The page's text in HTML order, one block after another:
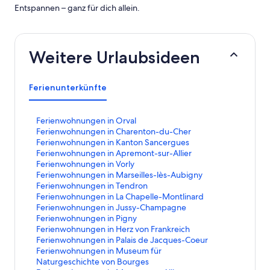
Entspannen – ganz für dich allein.
Weitere Urlaubsideen
Ferienunterkünfte
Ferienwohnungen in Orval
L
i
n
k
,
d
e
r
d
i
e
f
o
l
Ferienwohnungen in Charenton-du-Cher
L
i
n
k
,
d
e
r
d
i
e
f
o
Ferienwohnungen in Kanton Sancergues
L
i
n
k
,
d
e
r
d
i
e
f
Ferienwohnungen in Apremont-sur-Allier
L
i
n
k
,
d
e
r
d
i
e
Ferienwohnungen in Vorly
L
i
n
k
,
d
e
r
d
i
Ferienwohnungen in Marseilles-lès-Aubigny
L
i
n
k
,
d
e
r
d
Ferienwohnungen in Tendron
L
i
n
k
,
d
e
r
Ferienwohnungen in La Chapelle-Montlinard
L
i
n
k
,
d
e
Ferienwohnungen in Jussy-Champagne
L
i
n
k
,
d
Ferienwohnungen in Pigny
L
i
n
k
,
Ferienwohnungen in Herz von Frankreich
L
i
n
k
Ferienwohnungen in Palais de Jacques-Coeur
L
i
n
Ferienwohnungen in Museum für
Naturgeschichte von Bourges
L
i